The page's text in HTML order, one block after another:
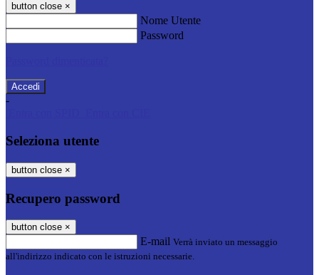
button close ×
Nome Utente
Password
-
Seleziona utente
button close ×
Recupero password
button close ×
E-mail Verrà inviato un messaggio
all'indirizzo indicato con le istruzioni necessarie.